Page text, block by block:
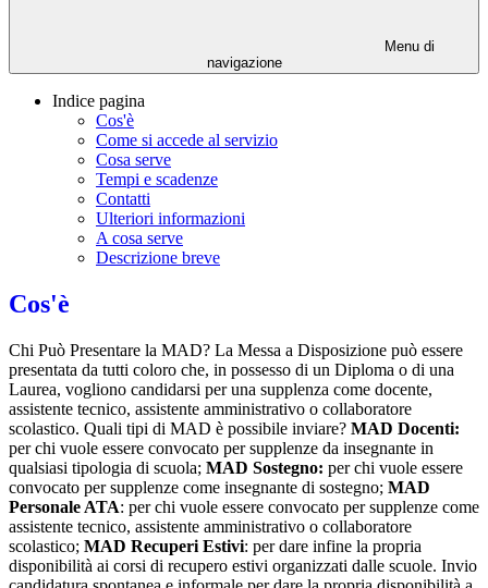
Menu di
navigazione
Indice pagina
Cos'è
Come si accede al servizio
Cosa serve
Tempi e scadenze
Contatti
Ulteriori informazioni
A cosa serve
Descrizione breve
Cos'è
Chi Può Presentare la MAD? La Messa a Disposizione può essere
presentata da tutti coloro che, in possesso di un Diploma o di una
Laurea, vogliono candidarsi per una supplenza come docente,
assistente tecnico, assistente amministrativo o collaboratore
scolastico. Quali tipi di MAD è possibile inviare? MAD Docenti:
per chi vuole essere convocato per supplenze da insegnante in
qualsiasi tipologia di scuola; MAD Sostegno: per chi vuole essere
convocato per supplenze come insegnante di sostegno; MAD
Personale ATA: per chi vuole essere convocato per supplenze come
assistente tecnico, assistente amministrativo o collaboratore
scolastico; MAD Recuperi Estivi: per dare infine la propria
disponibilità ai corsi di recupero estivi organizzati dalle scuole. Invio